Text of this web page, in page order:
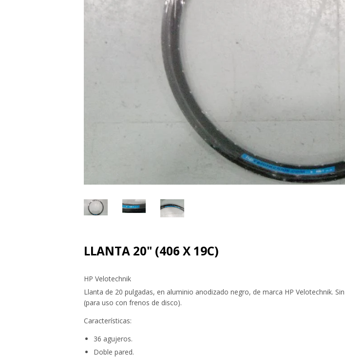
LLANTA 20" (406 X 19C)
HP Velotechnik
Llanta de 20 pulgadas, en aluminio anodizado negro, de marca HP Velotechnik.
(para uso con frenos de disco).
Características:
36 agujeros.
Doble pared.